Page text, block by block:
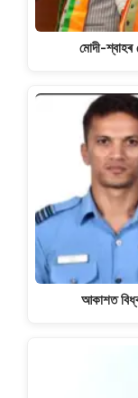
মোদী-শ্বাহৰ
আকাশত